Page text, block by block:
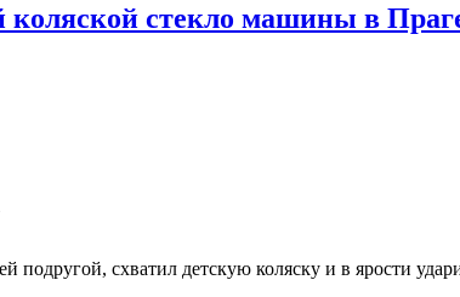
коляской стекло машины в
подругой, схватил детскую коляску и в ярости